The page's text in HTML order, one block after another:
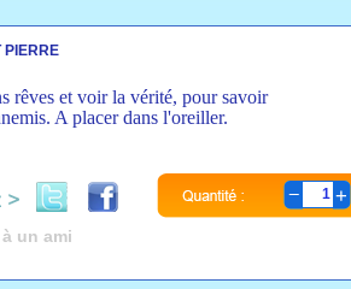
PIERRE
rêves et voir la vérité, pour savoir
A placer dans l'oreiller.
1
un ami